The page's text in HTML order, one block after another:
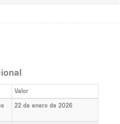
Valor
22 de enero de 2026